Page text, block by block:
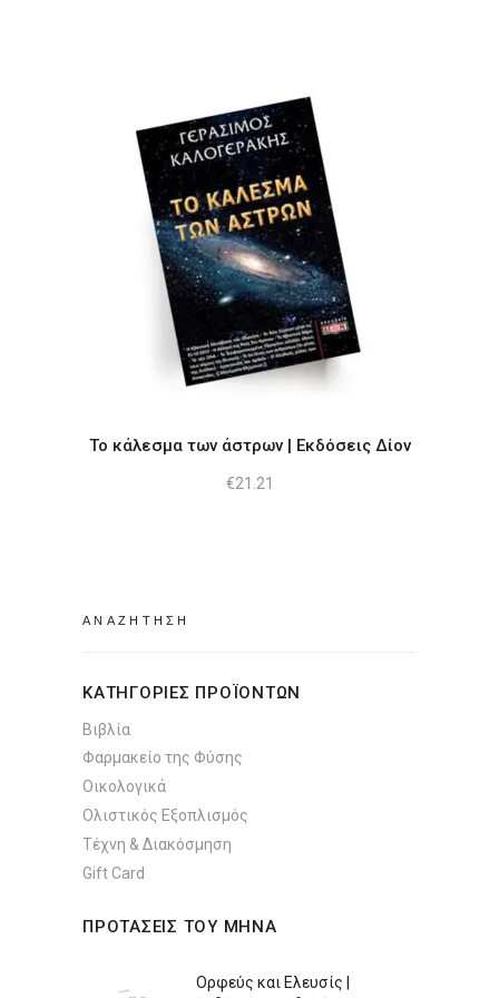
Το κάλεσμα των άστρων | Εκδόσεις Δίον
€21.21
ΚΑΤΗΓΟΡΙΕΣ ΠΡΟΪΟΝΤΩΝ
Βιβλία
Φαρμακείο της Φύσης
Οικολογικά
Ολιστικός Εξοπλισμός
Τέχνη & Διακόσμηση
Gift Card
ΠΡΟΤΑΣΕΙΣ ΤΟΥ ΜΗΝΑ
Ορφεύς και Ελευσίς |